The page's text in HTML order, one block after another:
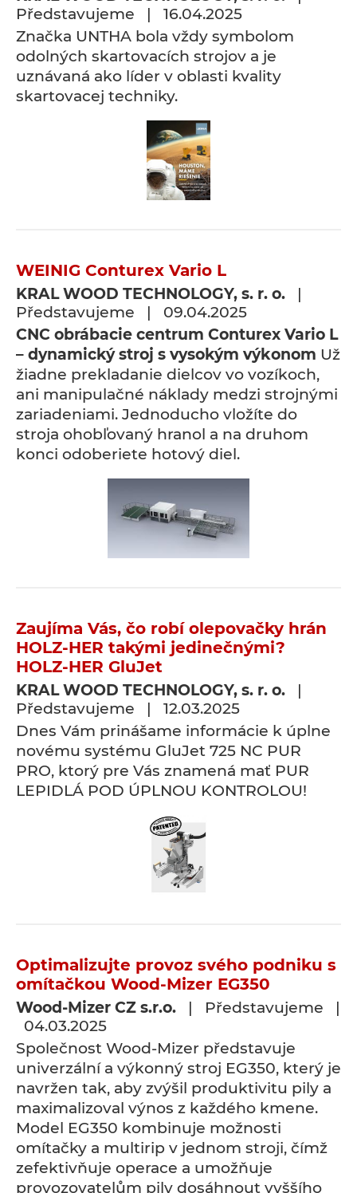
Představujeme | 16.04.2025
Značka UNTHA bola vždy symbolom
odolných skartovacích strojov a je
uznávaná ako líder v oblasti kvality
skartovacej techniky.
WEINIG Conturex Vario L
KRAL WOOD TECHNOLOGY, s. r. o. |
Představujeme | 09.04.2025
CNC obrábacie centrum Conturex Vario L
– dynamický stroj s vysokým výkonom Už
žiadne prekladanie dielcov vo vozíkoch,
ani manipulačné náklady medzi strojnými
zariadeniami. Jednoducho vložíte do
stroja ohobľovaný hranol a na druhom
konci odoberiete hotový diel.
Zaujíma Vás, čo robí olepovačky hrán
HOLZ-HER takými jedinečnými?
HOLZ-HER GluJet
KRAL WOOD TECHNOLOGY, s. r. o. |
Představujeme | 12.03.2025
Dnes Vám prinášame informácie k úplne
novému systému GluJet 725 NC PUR
PRO, ktorý pre Vás znamená mať PUR
LEPIDLÁ POD ÚPLNOU KONTROLOU!
Optimalizujte provoz svého podniku s
omítačkou Wood-Mizer EG350
Wood-Mizer CZ s.r.o. | Představujeme |
04.03.2025
Společnost Wood-Mizer představuje
univerzální a výkonný stroj EG350, který je
navržen tak, aby zvýšil produktivitu pily a
maximalizoval výnos z každého kmene.
Model EG350 kombinuje možnosti
omítačky a multirip v jednom stroji, čímž
zefektivňuje operace a umožňuje
provozovatelům pily dosáhnout vyššího